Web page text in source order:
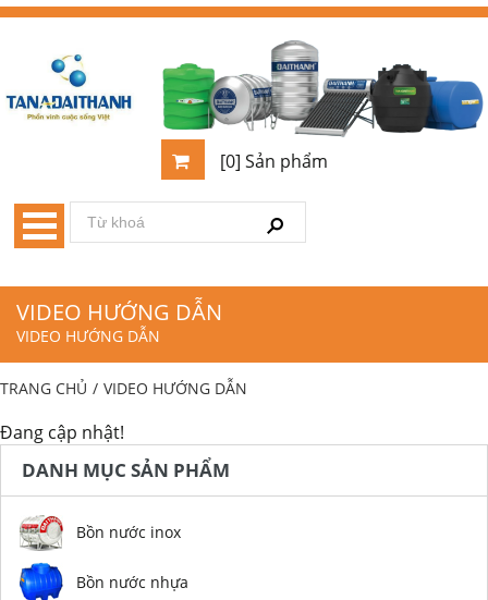
[0] Sản phẩm
VIDEO HƯỚNG DẪN
VIDEO HƯỚNG DẪN
TRANG CHỦ / VIDEO HƯỚNG DẪN
Đang cập nhật!
DANH MỤC SẢN PHẨM
Bồn nước inox
Bồn nước nhựa